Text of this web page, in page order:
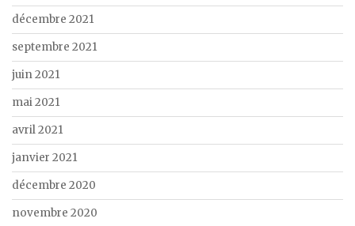
décembre 2021
septembre 2021
juin 2021
mai 2021
avril 2021
janvier 2021
décembre 2020
novembre 2020